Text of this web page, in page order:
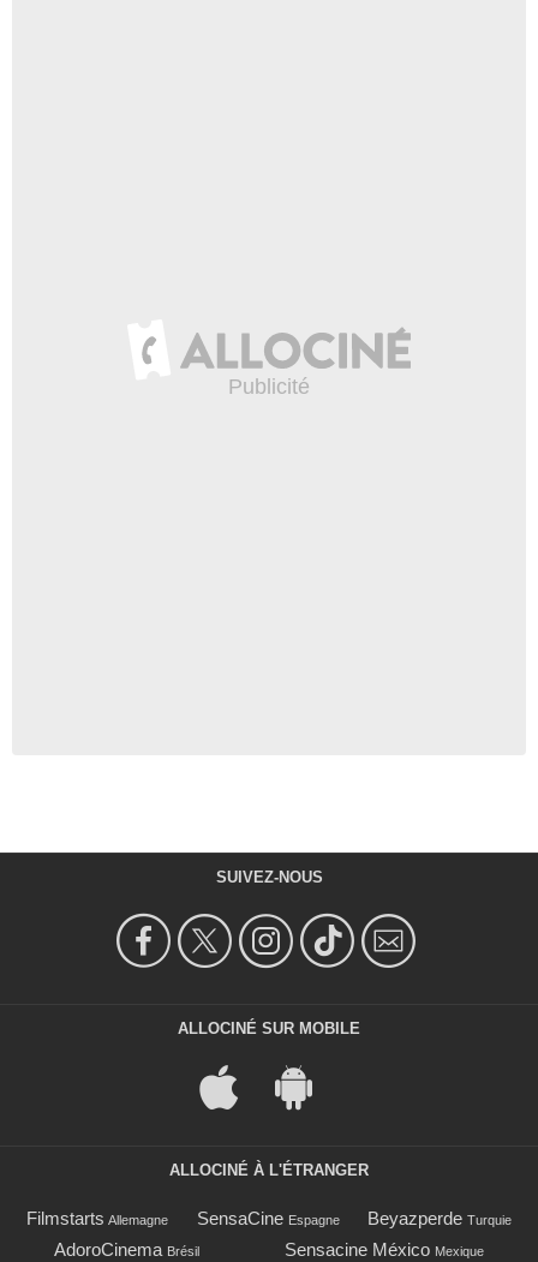
SUIVEZ-NOUS
ALLOCINÉ SUR MOBILE
ALLOCINÉ À L'ÉTRANGER
Filmstarts Allemagne SensaCine Espagne Beyazperde Turquie
AdoroCinema Brésil Sensacine México Mexique